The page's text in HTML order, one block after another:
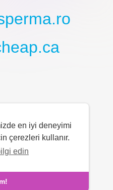
en iyi deneyimi
çerezleri kullanır.
edin